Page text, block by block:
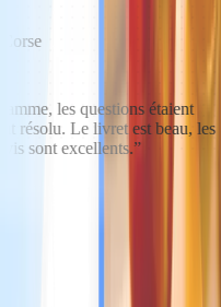
les questions étaient
résolu. Le livret est beau, les
sont excellents.”
Crea il tuo
E offri tutti i tuoi servizi e le